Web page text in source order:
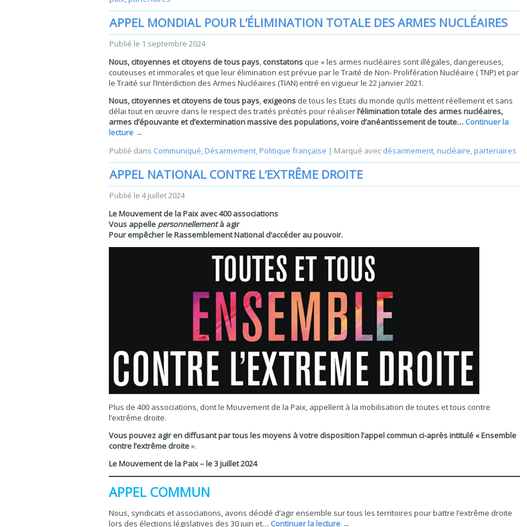
APPEL MONDIAL POUR L’ÉLIMINATION TOTALE DES ARMES NUCLÉAIRES
Publié le 1 septembre 2024
Nous, citoyennes et citoyens de tous pays, constatons que « les armes nucléaires sont illégales, dangereuses,
couteuses et immorales et que leur élimination est prévue par le Traité de Non- Prolifération Nucléaire ( TNP) et par
le Traité sur l’Interdiction des Armes Nucléaires (TIAN) entré en vigueur le 22 janvier 2021.
Nous, citoyennes et citoyens de tous pays, exigeons de tous les Etats du monde qu’ils mettent réellement et sans
délai tout en œuvre dans le respect des traités précités pour réaliserl’élimination totale des armes nucléaires,
armes d’épouvante et d’extermination massive des populations, voire d’anéantissement de toute… Continuer la
lecture →
Publié dans Communiqué,Désarmement,Politique française | Marqué avec désarmement,nucléaire,partenaires
APPEL NATIONAL CONTRE L’EXTRÊME DROITE
Publié le 4 juillet 2024
Le Mouvement de la Paix avec 400 associations
Vous appelle personnellementà agir
Pour empêcher le Rassemblement National d‘accéder au pouvoir.
Plus de 400 associations, dont le Mouvement de la Paix, appellent à la mobilisation de toutes et tous contre
l’extrême droite.
Vous pouvez agir en diffusant par tous les moyens à votre disposition l’appel commun ci-après intitulé « Ensemble
contre l’extrême droite».
Le Mouvement de la Paix – le 3 juillet 2024
APPEL COMMUN
Nous, syndicats et associations, avons décidé d’agir ensemble sur tous les territoires pour battre l‘extrême droite
lors des élections législatives des 30 juin et… Continuer la lecture →